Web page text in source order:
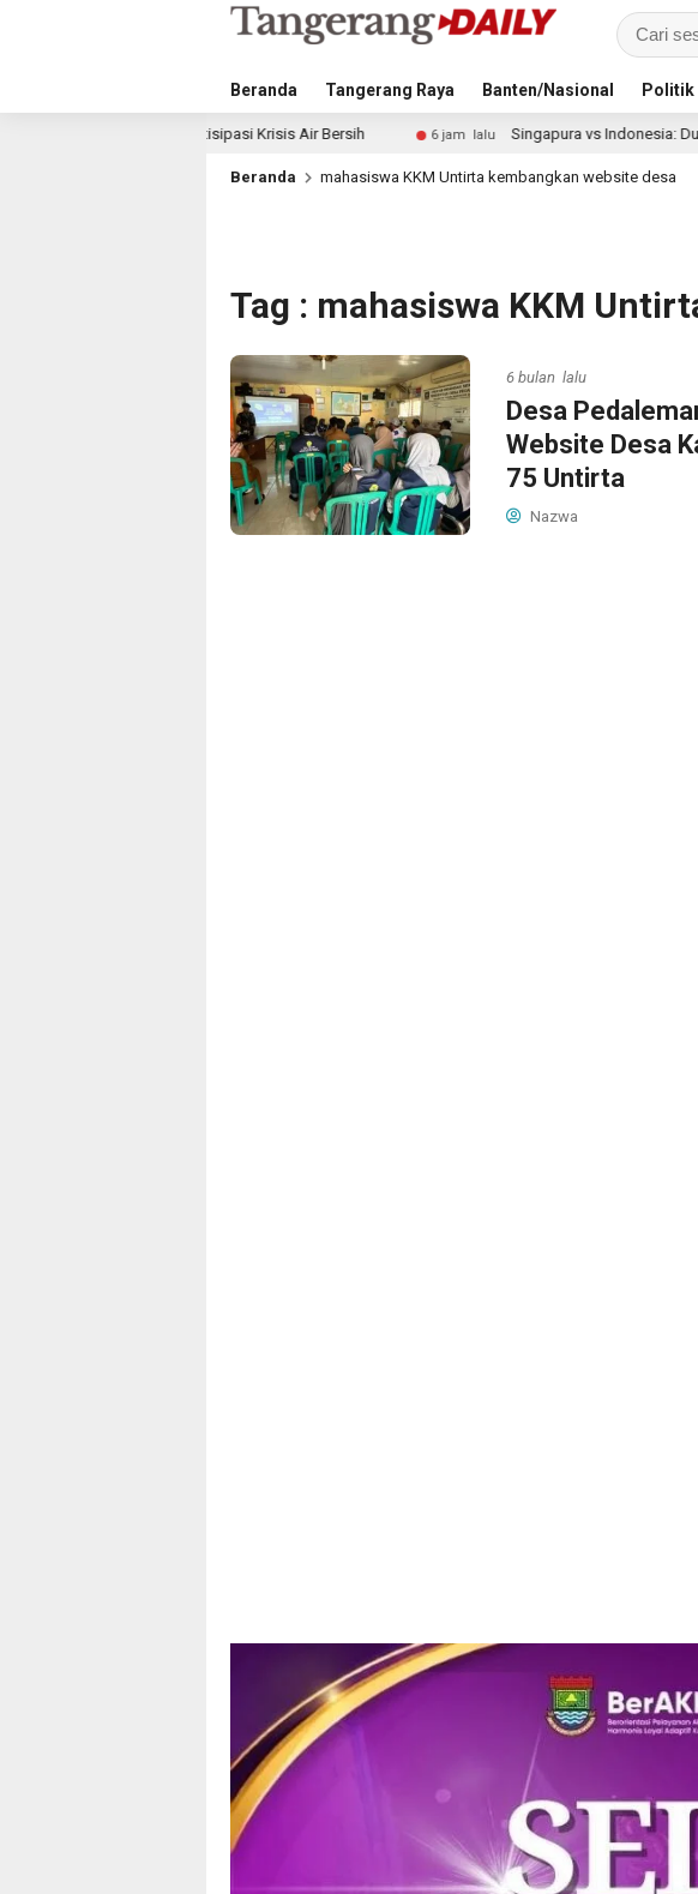
Beranda Tangerang Raya Banten/Nasional Politik
Antisipasi Krisis Air Bersih 6 jam lalu Singapura vs Indonesia: Duel Ilhan Fandi vs
Beranda mahasiswa KKM Untirta kembangkan website desa
Tag : mahasiswa KKM
6 bulan lalu
Desa
Website Desa
75 Untirta
Nazwa